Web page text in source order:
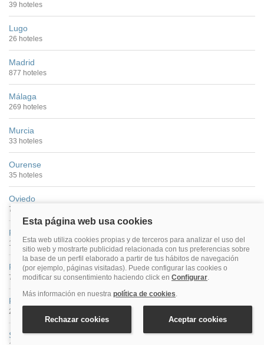
39 hoteles
Lugo
26 hoteles
Madrid
877 hoteles
Málaga
269 hoteles
Murcia
33 hoteles
Ourense
35 hoteles
Oviedo
71 hoteles
Palencia
13 hoteles
Pamplona
73 hoteles
Pontevedra Ciudad
22 hoteles
Salamanca